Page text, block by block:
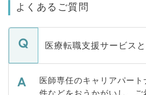
よくあるご質問
医療転職支援サービスと
医師専任のキャリアパー